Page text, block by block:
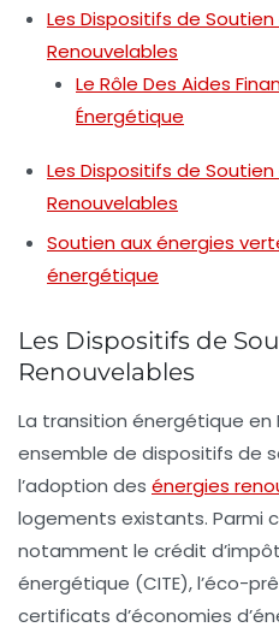
Les Dispositifs de Soutien
Renouvelables
Le Rôle Des Aides
Énergétique
Les Dispositifs de Soutien
Renouvelables
Soutien aux énergies
énergétique
Les Dispositifs de
Renouvelables
La transition énergétique en
ensemble de dispositifs de
l’adoption des énergies
logements existants. Parmi
notamment le crédit
énergétique (CITE), l’éco-
certificats d’économies